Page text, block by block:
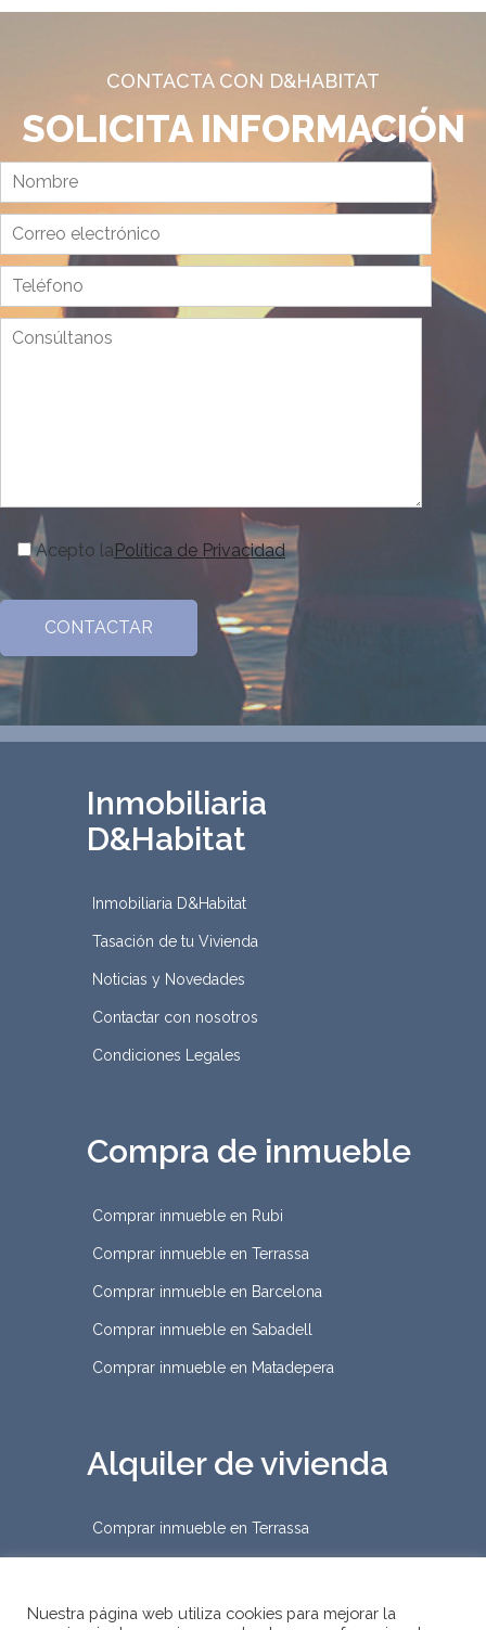
CONTACTA CON D&HABITAT
SOLICITA INFORMACIÓN
Acepto laPolítica de Privacidad
Inmobiliaria
D&Habitat
Inmobiliaria D&Habitat
Tasación de tu Vivienda
Noticias y Novedades
Contactar con nosotros
Condiciones Legales
Compra de inmueble
Comprar inmueble en Rubi
Comprar inmueble en Terrassa
Comprar inmueble en Barcelona
Comprar inmueble en Sabadell
Comprar inmueble en Matadepera
Alquiler de vivienda
Comprar inmueble en Terrassa
Nuestra página web utiliza cookies para mejorar la